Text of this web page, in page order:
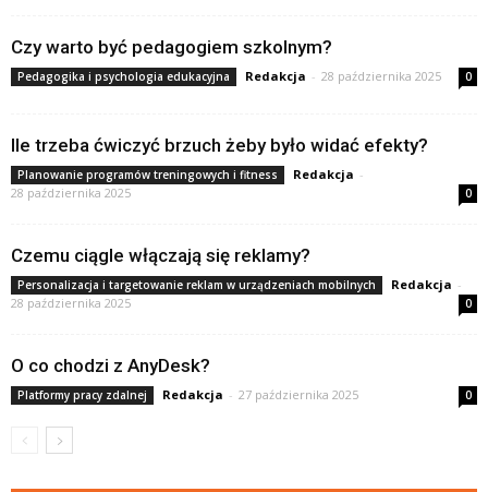
Czy warto być pedagogiem szkolnym?
Pedagogika i psychologia edukacyjna Redakcja - 28 października 2025 0
Ile trzeba ćwiczyć brzuch żeby było widać efekty?
Planowanie programów treningowych i fitness Redakcja -
28 października 2025
0
Czemu ciągle włączają się reklamy?
Personalizacja i targetowanie reklam w urządzeniach mobilnych Redakcja -
28 października 2025
0
O co chodzi z AnyDesk?
Platformy pracy zdalnej Redakcja - 27 października 2025 0